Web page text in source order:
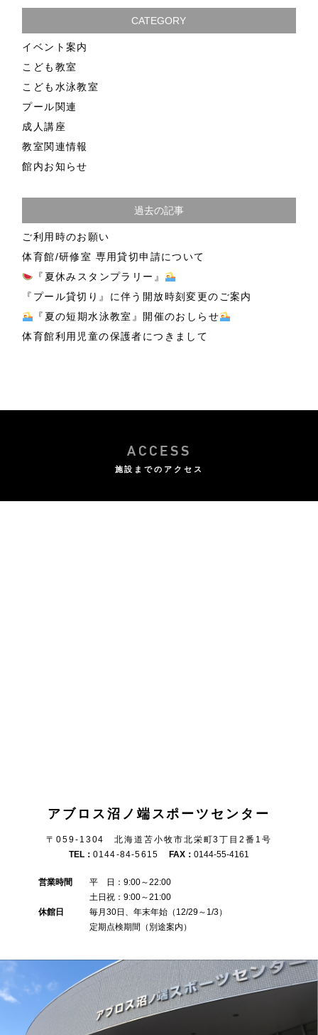
CATEGORY
イベント案内
こども教室
こども水泳教室
プール関連
成人講座
教室関連情報
館内お知らせ
過去の記事
ご利用時のお願い
体育館/研修室 専用貸切申請について
『夏休みスタンプラリー』
『プール貸切り』に伴う開放時刻変更のご案内
『夏の短期水泳教室』開催のおしらせ
体育館利用児童の保護者につきまして
ACCESS
施設までのアクセス
アブロス沼ノ端スポーツセンター
〒059-1304 北海道苫小牧市北栄町3丁目2番1号
TEL： 0144-84-5615 FAX：0144-55-4161
営業時間 平 日：9:00～22:00
土日祝：9:00～21:00
休館日 毎月30日、年末年始（12/29～1/3）
定期点検期間（別途案内）